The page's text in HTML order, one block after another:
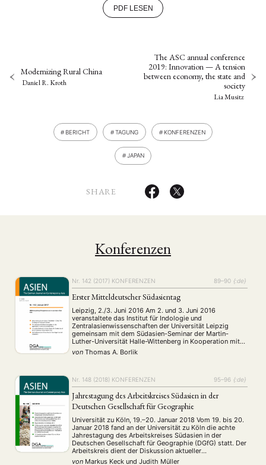
PDF LESEN
Modernizing Rural China
Daniel R. Kroth
The ASC annual conference
2019: Innovation — A tension
between economy, the state and
society
Lia Musitz
BERICHT TAGUNG KONFERENZEN
JAPAN
SHARE
Konferenzen
Nr. 142 (2017) KONFERENZEN 89–90 {:de}
Erster Mitteldeutscher Südasientag
Leipzig, 2./3. Juni 2016 Am 2. und 3. Juni 2016
veranstaltete das Institut für Indologie und
Zentralasienwissenschaften der Universität Leipzig
gemeinsam mit dem Südasien-Seminar der Martin-
Luther-Universität Halle-Wittenberg in Kooperation mit
dem Arbeitskreis Neuzeitliches Südasien der Deutschen
Gesellschaft für Asienkunde e. V. (DGA) erstmals eine
von Thomas A. Borlik
Nr. 148 (2018) KONFERENZEN 95–96 {:de}
Jahrestagung des Arbeitskreises Südasien in der
Deutschen Gesellschaft für Geographie
Universität zu Köln, 19.–20. Januar 2018 Vom 19. bis 20.
Januar 2018 fand an der Universität zu Köln die achte
Jahrestagung des Arbeitskreises Südasien in der
Deutschen Gesellschaft für Geographie (DGfG) statt. Der
Arbeitskreis dient der Diskussion aktueller
Forschungsergebnisse in Südasien, dem Dialog
von Markus Keck und Judith Müller